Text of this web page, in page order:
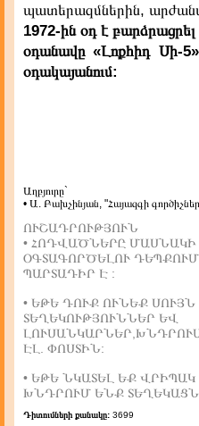
պատերազմներին,
1972-ին օդ է
օդանավը «Լոքհիդ Սի-
օդակայանում:
Աղբյուրը`
• Ա. Բախչինյան, "Հայազգի
ՈՒՇԱԴՐՈՒԹՅՈՒՆ
• ՀՈԴՎԱԾՆԵՐԸ
ՕԳՏԱԳՈՐԾԵԼՈՒ
ՊԱՐՏԱԴԻՐ Է :
• ԵԹԵ ԴՈՒՔ ՈՒՆԵՔ
ՏԵՂԵԿՈՒԹՅՈՒՆՆԵՐ ԵՎ
ԷԼ. ՓՈՍՏԻՆ:
• ԵԹԵ ՆԿԱՏԵԼ ԵՔ
ԽՆԴՐՈՒՄ ԵՆՔ
Դիտումների քանակը: 3699